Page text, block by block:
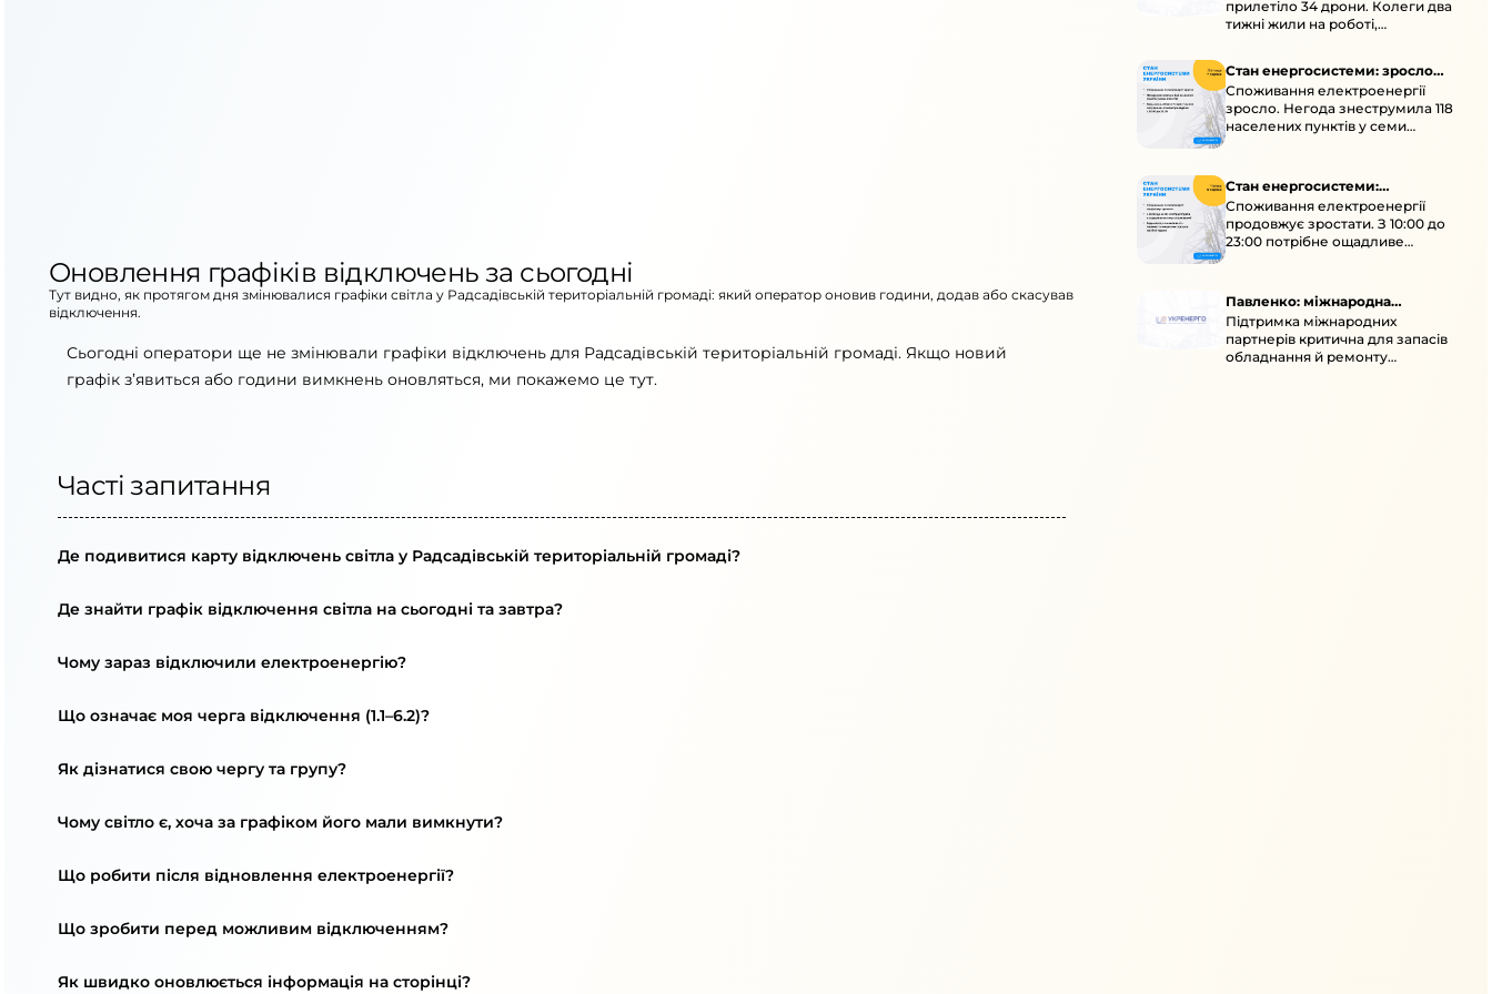
Оновлення графіків відключень за сьогодні
Тут видно, як протягом дня змінювалися графіки світла у Радсадівській територіальній громаді: який оператор оновив години, додав або скасував
відключення.
Сьогодні оператори ще не змінювали графіки відключень для Радсадівській територіальній громаді. Якщо новий
графік з’явиться або години вимкнень оновляться, ми покажемо це тут.
Часті запитання
Де подивитися карту відключень світла у Радсадівській територіальній громаді?
Де знайти графік відключення світла на сьогодні та завтра?
Чому зараз відключили електроенергію?
Що означає моя черга відключення (1.1–6.2)?
Як дізнатися свою чергу та групу?
Чому світло є, хоча за графіком його мали вимкнути?
Що робити після відновлення електроенергії?
Що зробити перед можливим відключенням?
Як швидко оновлюється інформація на сторінці?
прилетіло 34 дрони. Колеги два
тижні жили на роботі,
Стан енергосистеми: зросло
споживання через негоду
Споживання електроенергії
зросло. Негода знеструмила 118
населених пунктів у семи
областях. Обмежте
електроприладами 10:00–23:00.
Стан енергосистеми:
споживання зростає
Споживання електроенергії
продовжує зростати. З 10:00 до
23:00 потрібне ощадливе
енергоспоживання, а
перенести на нічні години.
Павленко: міжнародна
підтримка для стійкості
енергосистеми
Підтримка міжнародних
партнерів критична для запасів
обладнання й ремонту